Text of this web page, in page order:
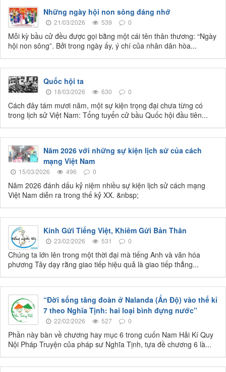
Những ngày hội non sông đáng nhớ
21/03/2026 539 0
Mỗi kỳ bầu cử đều được gọi bằng một cái tên thân thương: “Ngày
hội non sông”. Bởi trong ngày ấy, ý chí của nhân dân hòa...
Quốc hội ta
18/03/2026 630 0
Cách đây tám mươi năm, một sự kiện trọng đại chưa từng có
trong lịch sử Việt Nam: Tổng tuyển cử bầu Quốc hội đầu tiên...
Năm 2026 với những sự kiện lịch sử của cách
mạng Việt Nam
15/03/2026 496 0
Năm 2026 đánh dấu kỷ niệm nhiều sự kiện lịch sử cách mạng
Việt Nam diễn ra trong thế kỷ XX. &nbsp;
Kính Gửi Tiếng Việt, Khiêm Gửi Bản Thân
23/02/2026 531 0
Chúng ta lớn lên trong một thời đại mà tiếng Anh và văn hóa
phương Tây dạy rằng giao tiếp hiệu quả là giao tiếp thẳng...
“Đời sống tăng đoàn ở Nalanda (Ấn Độ) vào thế kỉ
7 theo Nghĩa Tịnh: hai loại bình đựng nước”
22/02/2026 527 0
Phần này bàn về chương hay mục 6 trong cuốn Nam Hải Kí Quy
Nội Pháp Truyện của pháp sư Nghĩa Tịnh, tựa đề chương 6 là...